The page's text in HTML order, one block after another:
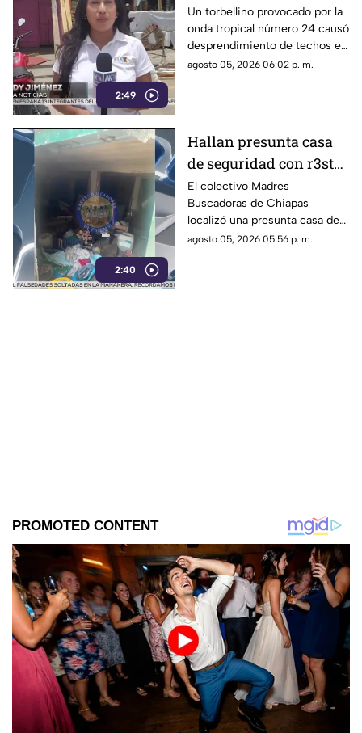
2:49
Cristóbal: torbellino
desprende techos de
locales y derriba
árboles
Un torbellino provocado por la
onda tropical número 24 causó
desprendimiento de techos en
un mercado y la caída de
agosto 05, 2026 06:02 p. m.
2:40
Hallan presunta casa
de seguridad con r3st0s
humanos en Chiapa de
Corzo
El colectivo Madres
Buscadoras de Chiapas
localizó una presunta casa de
seguridad en Nicolás Bravo,
agosto 05, 2026 05:56 p. m.